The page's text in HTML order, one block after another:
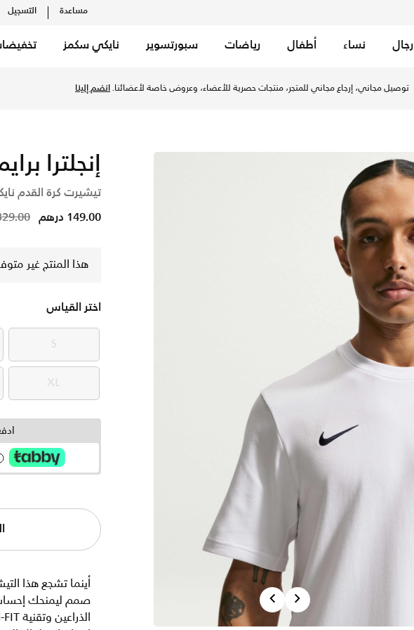
مساعدة التسجيل
رجال نساء أطفال رياضات سبورتسوير نايكي سكمز
توصيل مجاني، إرجاع مجاني للمتجر، منتجات حصرية للأعضاء، وعروض خاصة لأعضائنا.انضم إلينا
PreviousNext
إنجلترا
تيشيرت كرة القدم
from
329.00 149.00 درهم
هذا المنتج غير
اختر القياس
S
S
XL
XL
أينما تشجع هذا
صمم ليمنحك